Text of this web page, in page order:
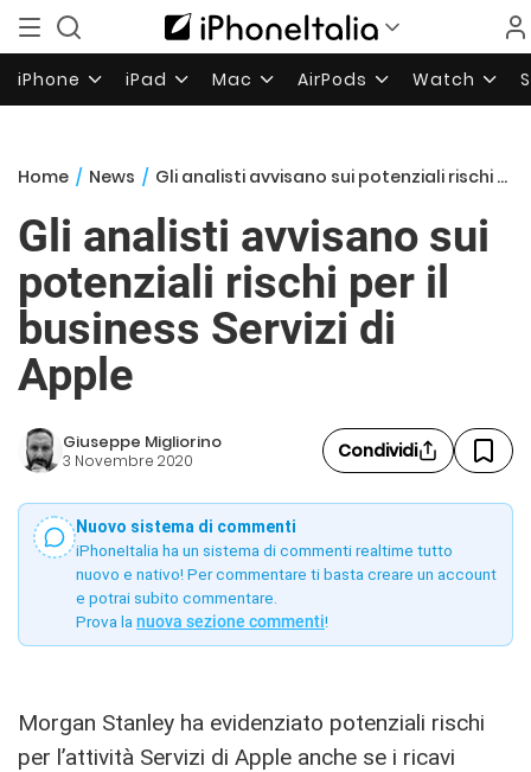
iPhone iPad Mac AirPods Watch
Home / News / Gli analisti avvisano sui potenziali rischi per il business Servizi di Apple
Gli analisti avvisano sui
potenziali rischi per il
business Servizi di
Apple
Giuseppe Migliorino
3 Novembre 2020 Condividi
Nuovo sistema di commenti
iPhoneItalia ha un sistema di commenti realtime tutto
nuovo e nativo! Per commentare ti basta creare un account
e potrai subito commentare.
Prova la nuova sezione commenti!
Morgan Stanley ha evidenziato potenziali rischi
per l’attività Servizi di Apple anche se i ricavi